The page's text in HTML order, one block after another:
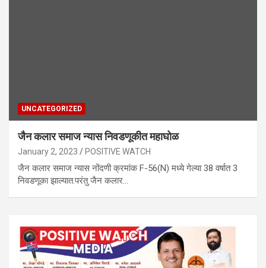
UNCATEGORIZED
जैन कलार समाज न्यास निवडणूकीत महाघोळ
January 2, 2023 POSITIVE WATCH
जैन कलार समाज न्यास नोंदणी क्रमांक F-56(N) मध्ये गेल्या 38 वर्षात 3
निवडणूका झाल्यात.परंतु जैन कलार…